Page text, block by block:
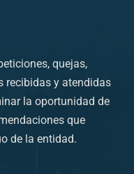
quejas,
recibidas y atendidas
la oportunidad de
que
de la entidad.